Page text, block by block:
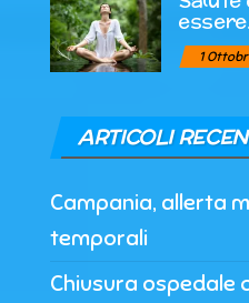
1
ARTICOLI
Campania, allerta
temporali
Chiusura ospedale